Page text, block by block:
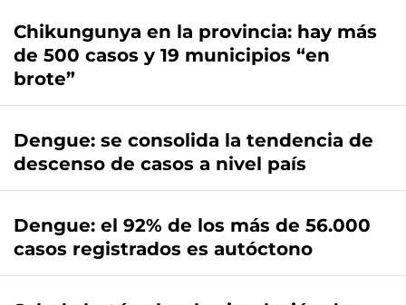
Chikungunya en la provincia: hay más
de 500 casos y 19 municipios “en
brote”
Dengue: se consolida la tendencia de
descenso de casos a nivel país
Dengue: el 92% de los más de 56.000
casos registrados es autóctono